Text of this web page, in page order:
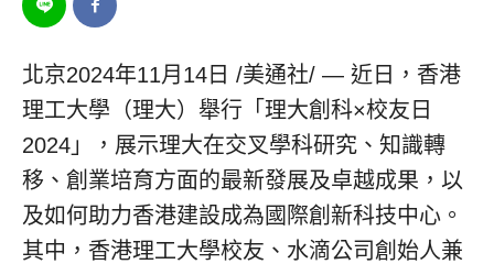
北京2024年11月14日 /美通社/ — 近日，香港
理工大學（理大）舉行 「 理大創科×校友日
2024 」
，展示理大在交叉學科研究、知識轉
移、創業培育方面的最新發展及卓越成果，以
及如何助力香港建設成為國際創新科技中心。
其中，香港理工大學校友、水滴公司創始人兼